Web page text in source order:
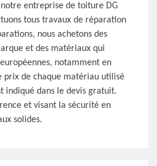
entreprise de toiture DG
tous travaux de réparation
nous achetons des
et des matériaux qui
notamment en
prix de chaque matériau utilisé
indiqué dans le devis gratuit.
et visant la sécurité en
solides.